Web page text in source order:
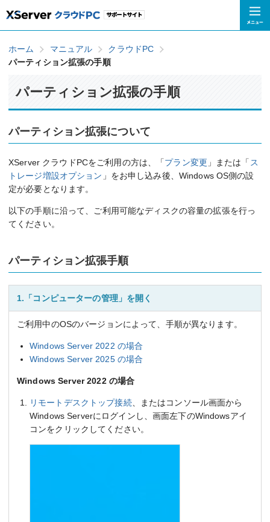
ホーム マニュアル
クラウドPC
パーティション拡張の手順
パーティション拡張の手順
パーティション拡張について
XServer クラウドPCをご利用の方は、「プラン変更 」または「 ス
トレージ増設オプション 」をお申し込み後、Windows OS側の設
定が必要となります。
以下の手順に沿って、ご利用可能なディスクの容量の拡張を行っ
てください。
パーティション拡張手順
1.「コンピューターの管理」を開く
ご利用中のOSのバージョンによって、手順が異なります。
Windows Server 2022 の場合
Windows Server 2025 の場合
Windows Server 2022 の場合
リモートデスクトップ接続、またはコンソール画面から
Windows Serverにログインし、画面左下のWindowsアイ
コンをクリックしてください。